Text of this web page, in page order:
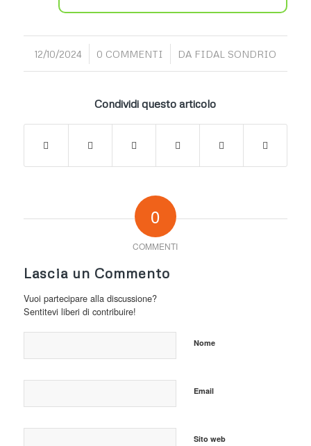
12/10/2024
/ 0 COMMENTI
/ DA FIDAL SONDRIO
Condividi questo articolo
0
COMMENTI
Lascia un Commento
Vuoi partecipare alla discussione?
Sentitevi liberi di contribuire!
Nome
Email
Sito web